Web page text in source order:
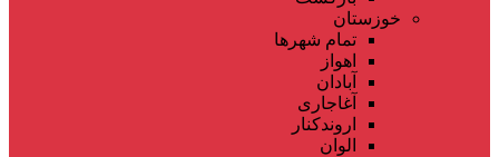
خوزستان
تمام شهر‌ها
اهواز
آبادان
آغاجاری
اروندکنار
الوان